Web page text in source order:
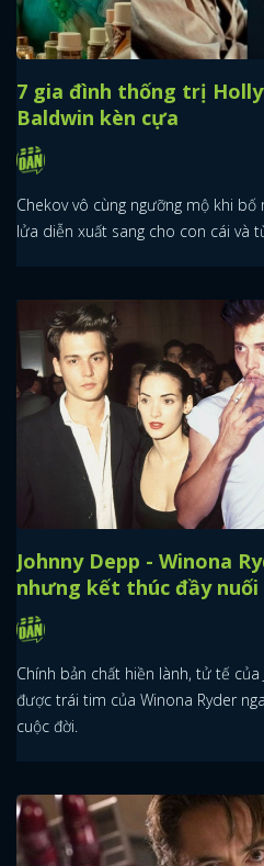
7 gia đình thống trị
Baldwin kèn cựa
Chekov vô cùng ngưỡng mộ khi
lửa diễn xuất sang cho con cái và
Johnny Depp - Winona
nhưng kết thúc đầy
Chính bản chất hiền lành, tử tế
được trái tim của Winona Ryder
cuộc đời.